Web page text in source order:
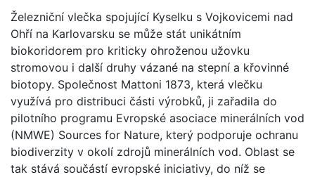
Železniční vlečka spojující Kyselku s Vojkovicemi nad
Ohří na Karlovarsku se může stát unikátním
biokoridorem pro kriticky ohroženou užovku
stromovou i další druhy vázané na stepní a křovinné
biotopy. Společnost Mattoni 1873, která vlečku
využívá pro distribuci části výrobků, ji zařadila do
pilotního programu Evropské asociace minerálních vod
(NMWE) Sources for Nature, který podporuje ochranu
biodiverzity v okolí zdrojů minerálních vod. Oblast se
tak stává součástí evropské iniciativy, do níž se